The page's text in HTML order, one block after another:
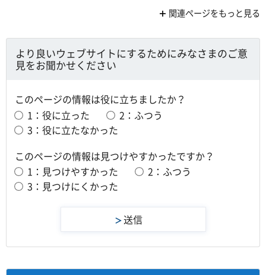
関連ページをもっと見る
より良いウェブサイトにするためにみなさまのご意
見をお聞かせください
このページの情報は役に立ちましたか？
1：役に立った
2：ふつう
3：役に立たなかった
このページの情報は見つけやすかったですか？
1：見つけやすかった
2：ふつう
3：見つけにくかった